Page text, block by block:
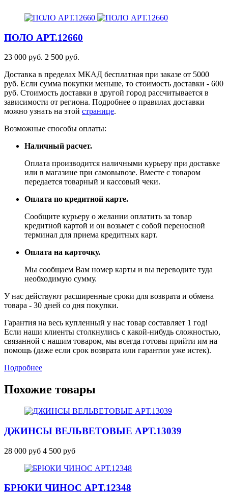
ПОЛО АРТ.12660
23 000 руб. 2 500 руб.
Доставка в пределах МКАД бесплатная при заказе от 5000
руб. Если сумма покупки меньше, то стоимость доставки - 600
руб. Стоимость доставки в другой город рассчитывается в
зависимости от региона. Подробнее о правилах доставки
можно узнать на этой странице.
Возможные способы оплаты:
Наличный расчет.
Оплата производится наличными курьеру при доставке
или в магазине при самовывозе. Вместе с товаром
передается товарный и кассовый чеки.
Оплата по кредитной карте.
Сообщите курьеру о желании оплатить за товар
кредитной картой и он возьмет с собой переносной
терминал для приема кредитных карт.
Оплата на карточку.
Мы сообщаем Вам номер карты и вы переводите туда
необходимую сумму.
У нас действуют расширенные сроки для возврата и обмена
товара - 30 дней со дня покупки.
Гарантия на весь купленный у нас товар составляет 1 год!
Если наши клиенты столкнулись с какой-нибудь сложностью,
связанной с нашим товаром, мы всегда готовы прийти им на
помощь (даже если срок возврата или гарантии уже истек).
Подробнее
Похожие товары
ДЖИНСЫ ВЕЛЬВЕТОВЫЕ АРТ.13039
28 000 руб 4 500 руб
БРЮКИ ЧИНОС АРТ.12348